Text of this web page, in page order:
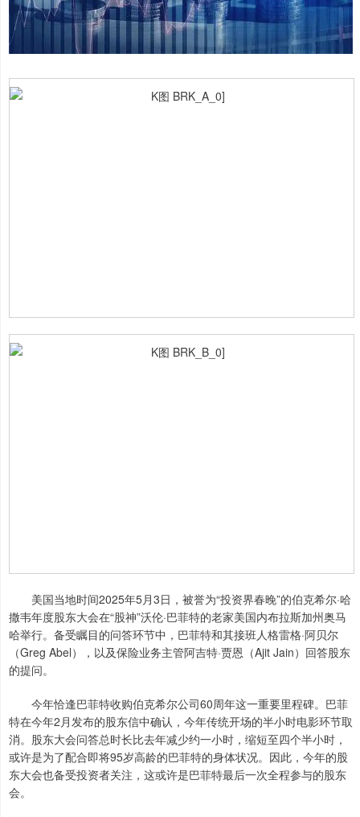
美国当地时间2025年5月3日，被誉为“投资界春晚”的伯克希尔·哈
撒韦年度股东大会在“股神”沃伦·巴菲特的老家美国内布拉斯加州奥马
哈举行。备受瞩目的问答环节中，巴菲特和其接班人格雷格·阿贝尔
（Greg Abel），以及保险业务主管阿吉特·贾恩（Ajit Jain）回答股东
的提问。
今年恰逢巴菲特收购伯克希尔公司60周年这一重要里程碑。巴菲
特在今年2月发布的股东信中确认，今年传统开场的半小时电影环节取
消。股东大会问答总时长比去年减少约一小时，缩短至四个半小时，
或许是为了配合即将95岁高龄的巴菲特的身体状况。因此，今年的股
东大会也备受投资者关注，这或许是巴菲特最后一次全程参与的股东
会。